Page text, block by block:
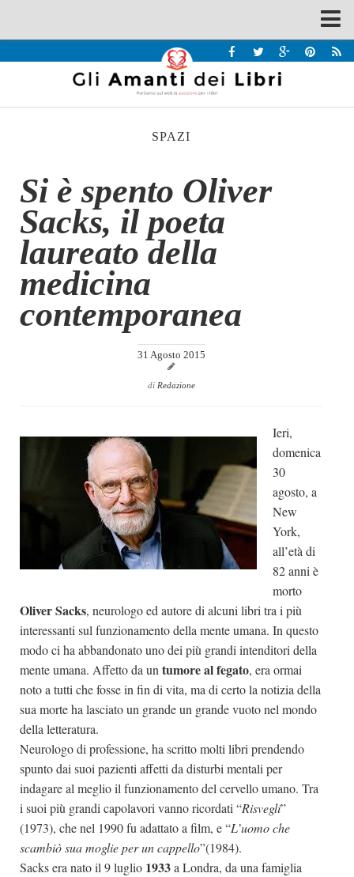
Recensioni
Interviste & Incontri
Chi siamo
Contatti
Eventi
Home
Contatti
Case editrici
Partnership
Giallo Stresa
Tabù Festival 2014
A Tutto Volume
Salone di Torino
Marketing
SPAZI
Si è spento Oliver
Sacks, il poeta
laureato della
medicina
contemporanea
31 Agosto 2015
di Redazione
Ieri,
domenica
30
agosto, a
New
York,
all’età di
82 anni è
morto
Oliver Sacks, neurologo ed autore di alcuni libri tra i più
interessanti sul funzionamento della mente umana. In questo
modo ci ha abbandonato uno dei più grandi intenditori della
mente umana. Affetto da un tumore al fegato, era ormai
noto a tutti che fosse in fin di vita, ma di certo la notizia della
sua morte ha lasciato un grande un grande vuoto nel mondo
della letteratura.
Neurologo di professione, ha scritto molti libri prendendo
spunto dai suoi pazienti affetti da disturbi mentali per
indagare al meglio il funzionamento del cervello umano. Tra
i suoi più grandi capolavori vanno ricordati “Risvegli”
(1973), che nel 1990 fu adattato a film, e “L’uomo che
scambiò sua moglie per un cappello”(1984).
Sacks era nato il 9 luglio 1933a Londra, da una famiglia